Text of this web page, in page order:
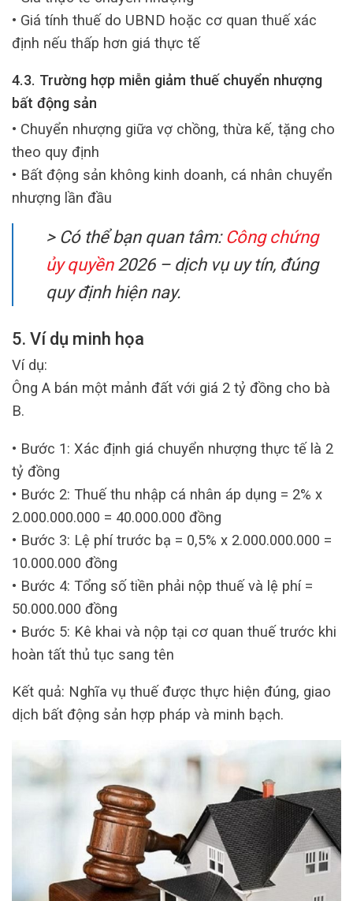
• Giá tính thuế do UBND hoặc cơ quan thuế xác
định nếu thấp hơn giá thực tế
4.3. Trường hợp miễn giảm thuế chuyển nhượng
bất động sản
• Chuyển nhượng giữa vợ chồng, thừa kế, tặng cho
theo quy định
• Bất động sản không kinh doanh, cá nhân chuyển
nhượng lần đầu
> Có thể bạn quan tâm: Công chứng
ủy quyền2026 – dịch vụ uy tín, đúng
quy định hiện nay.
5. Ví dụ minh họa
Ví dụ:
Ông A bán một mảnh đất với giá 2 tỷ đồng cho bà
B.
• Bước 1: Xác định giá chuyển nhượng thực tế là 2
tỷ đồng
• Bước 2: Thuế thu nhập cá nhân áp dụng = 2% x
2.000.000.000 = 40.000.000 đồng
• Bước 3: Lệ phí trước bạ = 0,5% x 2.000.000.000 =
10.000.000 đồng
• Bước 4: Tổng số tiền phải nộp thuế và lệ phí =
50.000.000 đồng
• Bước 5: Kê khai và nộp tại cơ quan thuế trước khi
hoàn tất thủ tục sang tên
Kết quả: Nghĩa vụ thuế được thực hiện đúng, giao
dịch bất động sản hợp pháp và minh bạch.